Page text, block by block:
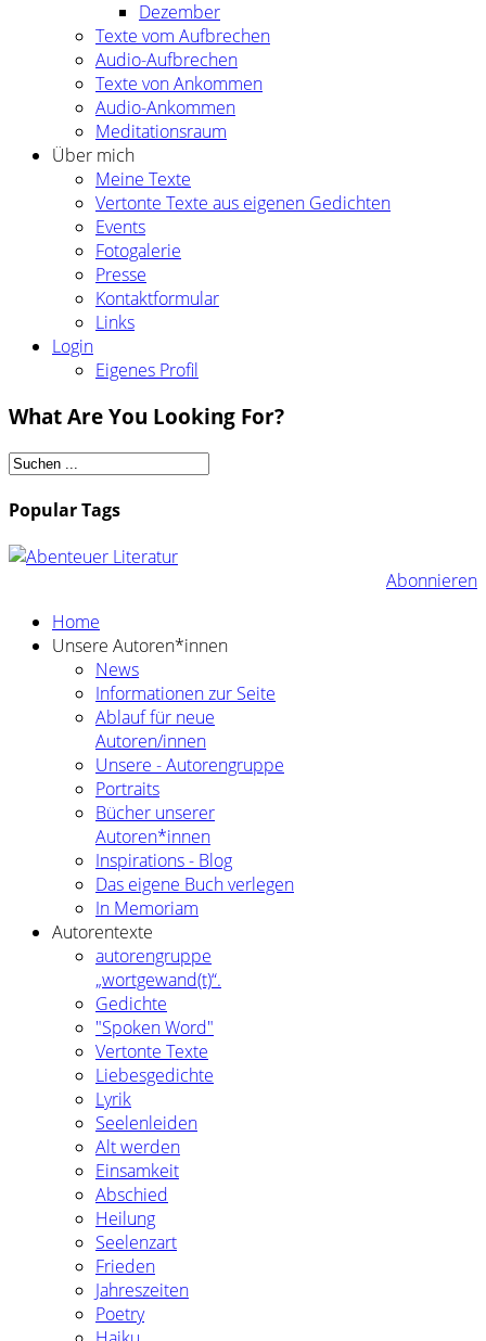
Dezember
Texte vom Aufbrechen
Audio-Aufbrechen
Texte von Ankommen
Audio-Ankommen
Meditationsraum
Über mich
Meine Texte
Vertonte Texte aus eigenen Gedichten
Events
Fotogalerie
Presse
Kontaktformular
Links
Login
Eigenes Profil
What Are You Looking For?
Popular Tags
Abonnieren
Home
Unsere Autoren*innen
News
Informationen zur Seite
Ablauf für neue
Autoren/innen
Unsere - Autorengruppe
Portraits
Bücher unserer
Autoren*innen
Inspirations - Blog
Das eigene Buch verlegen
In Memoriam
Autorentexte
autorengruppe
„wortgewand(t)“.
Gedichte
"Spoken Word"
Vertonte Texte
Liebesgedichte
Lyrik
Seelenleiden
Alt werden
Einsamkeit
Abschied
Heilung
Seelenzart
Frieden
Jahreszeiten
Poetry